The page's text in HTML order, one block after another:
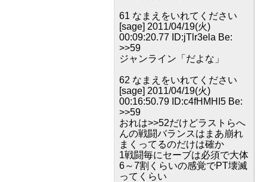
61 なまえをいれてください
[sage] 2011/04/19(火)
00:09:20.77 ID:jTlr3ela Be:
>>59
ジャンライン「だよな」
62 なまえをいれてください
[sage] 2011/04/19(火)
00:16:50.79 ID:c4fHMHI5 Be:
>>59
おれは>>52だけどラストらへ
んの戦闘バランスはまあ崩れ
まくってるのだけは確か
1戦闘毎にセーブは必須で大体
6～7割くらいの感覚でPT壊滅
ってくらい